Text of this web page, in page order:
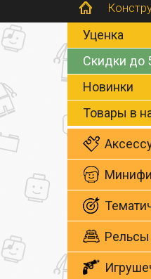
Уценка
Скидки до
Новинки
Товары в